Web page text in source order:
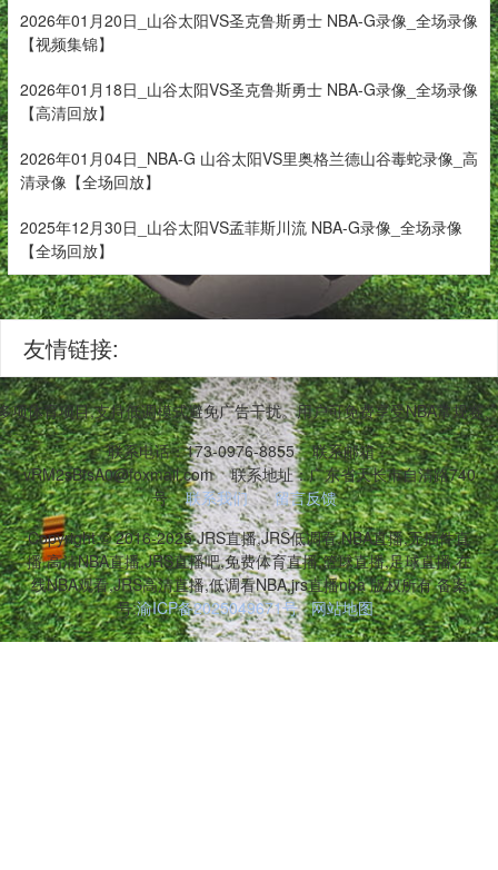
2026年01月20日_山谷太阳VS圣克鲁斯勇士 NBA-G录像_全场录像
【视频集锦】
2026年01月18日_山谷太阳VS圣克鲁斯勇士 NBA-G录像_全场录像
【高清回放】
2026年01月04日_NBA-G 山谷太阳VS里奥格兰德山谷毒蛇录像_高
清录像【全场回放】
2025年12月30日_山谷太阳VS孟菲斯川流 NBA-G录像_全场录像
【全场回放】
友情链接:
体育项目,支持低调模式避免广告干扰。用户可免费享受NBA常规
联系电话：173-0976-8855
联系邮箱：
vRM2sBtsA0@foxmail.com
联系地址：广东省天长市自清路740
号
联系我们
留言反馈
Copyright © 2016-2025 JRS直播,JRS低调看,NBA直播,无插件直
播,高清NBA直播,JRS直播吧,免费体育直播,篮球直播,足球直播,在
线NBA观看,JRS高清直播,低调看NBA,jrs直播nba 版权所有 备案
号:渝ICP备2025049671号 网站地图